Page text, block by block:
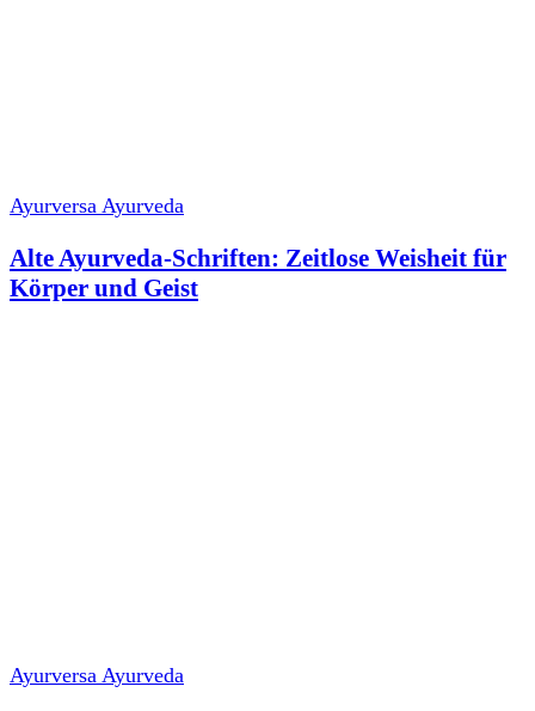
Ayurversa Ayurveda
Alte Ayurveda-Schriften: Zeitlose Weisheit für
Körper und Geist
Ayurversa Ayurveda